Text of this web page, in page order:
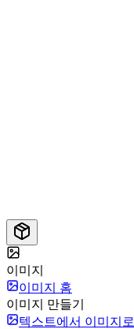
이미지
이미지 홈
이미지 만들기
텍스트에서 이미지로